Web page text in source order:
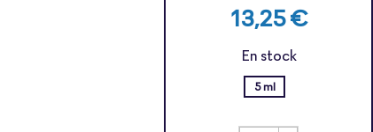
13,25 €
En stock
5 ml